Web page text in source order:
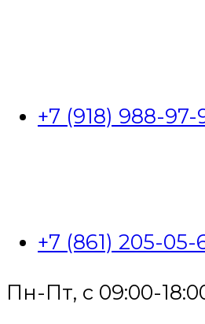
+7 (918) 988-97-
+7 (861) 205-05-
Пн-Пт, с 09:00-